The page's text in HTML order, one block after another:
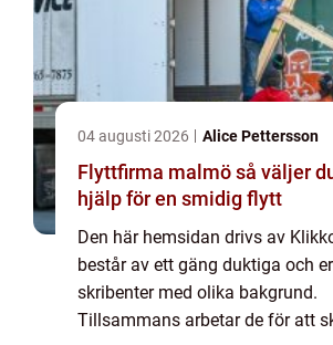
04 augusti 2026 Alice Pettersson
Flyttfirma malmö så väljer du rätt
hjälp för en smidig flytt
Den här hemsidan drivs av
består av ett gäng duktiga och
skribenter med olika bakgrund.
Tillsammans arbetar de för att